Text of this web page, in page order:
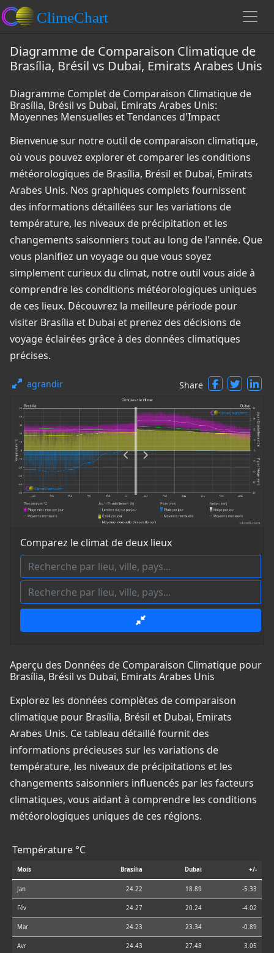
Diagramme de Comparaison Climatique de
Brasília, Brésil vs Dubai, Emirats Arabes Unis
Diagramme Complet de Comparaison Climatique de
Brasília, Brésil vs Dubai, Emirats Arabes Unis:
Moyennes Mensuelles et Tendances d'Impact
Bienvenue sur notre outil de comparaison climatique,
où vous pouvez explorer et comparer les conditions
météorologiques de Brasília, Brésil et Dubai, Emirats
Arabes Unis. Nos graphiques complets fournissent
des informations détaillées sur les variations de
température, les niveaux de précipitation et les
changements saisonniers tout au long de l'année. Que
vous planifiez un voyage ou que vous soyez
simplement curieux du climat, notre outil vous aide à
comprendre les conditions météorologiques uniques
de ces lieux. Découvrez la meilleure période pour
visiter Brasília et Dubai et prenez des décisions de
voyage éclairées grâce à des données climatiques
précises.
agrandir Share
Comparez le climat de deux lieux
Aperçu des Données de Comparaison Climatique pour
Brasília, Brésil vs Dubai, Emirats Arabes Unis
Explorez les données complètes de comparaison
climatique pour Brasília, Brésil et Dubai, Emirats
Arabes Unis. Ce tableau détaillé fournit des
informations précieuses sur les variations de
température, les niveaux de précipitations et les
changements saisonniers influencés par les facteurs
climatiques, vous aidant à comprendre les conditions
météorologiques uniques de ces régions.
Température °C
Mois Brasília Dubai +/-
Jan 24.22 18.89 -5.33
Fév 24.27 20.24 -4.02
Mar 24.23 23.34 -0.89
Avr 24.43 27.48 3.05